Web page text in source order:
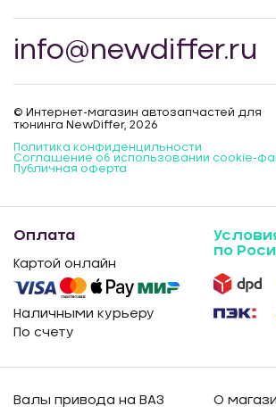
info@newdiffer.ru
© Интернет-магазин автозапчастей для
тюнинга NewDiffer, 2026
Политика конфиденцильности
Соглашение об использовании cookie-
Публичная оферта
Оплата
Картой онлайн
Наличными курьеру
По счету
по
Валы привода на ВАЗ О